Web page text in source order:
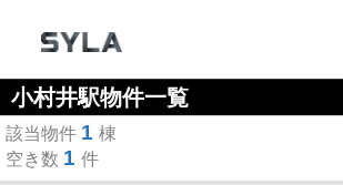
小村井駅物件一覧
該当物件 1 棟
空き数 1 件